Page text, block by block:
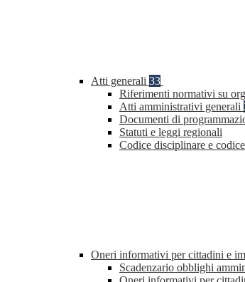
Atti generali 33
Riferimenti normativi su
Atti amministrativi generali
Documenti di
Statuti e leggi regionali
Codice disciplinare e
Oneri informativi per cittadini e
Scadenzario obblighi